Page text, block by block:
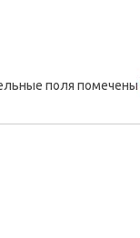
поля помечены